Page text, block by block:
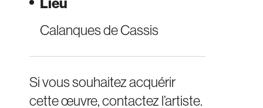
Lieu
Calanques de Cassis
Si vous souhaitez acquérir
cette œuvre, contactez l’artiste.